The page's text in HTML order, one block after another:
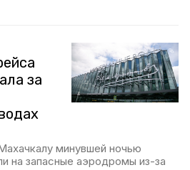
за
минувшей ночью
на запасные аэродромы из-за